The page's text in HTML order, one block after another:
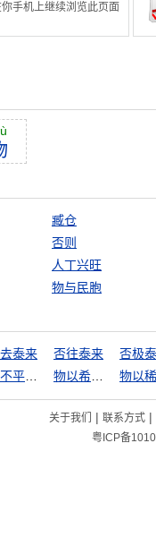
手机上继续浏览此页面
臧仓
否则
人丁兴旺
物与民胞
泰来 否往泰来
否极
关于我们 | 联系方式|
粤ICP备